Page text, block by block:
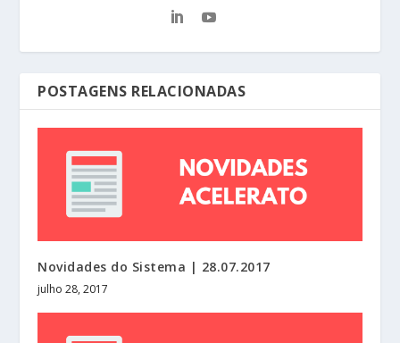
POSTAGENS RELACIONADAS
Novidades do Sistema | 28.07.2017
julho 28, 2017